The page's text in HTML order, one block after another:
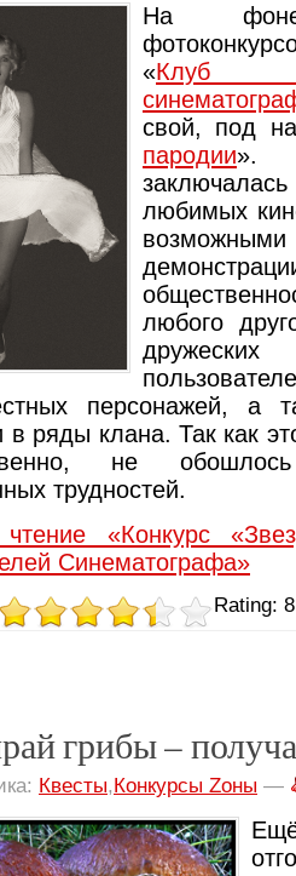
На фоне
«Клуб
свой, под
пародии».
любимых
любого
дружеских
персонажей, а
в ряды клана. Так как
не
трудностей.
чтение «Конкурс
Синематографа»
Rating:
грибы –
Квесты, Конкурсы Zоны —